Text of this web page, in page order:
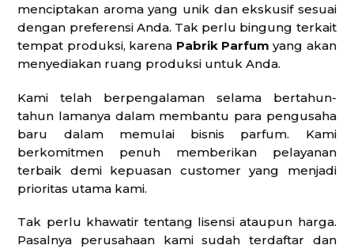
menciptakan aroma yang unik dan ekskusif sesuai
dengan preferensi Anda. Tak perlu bingung terkait
tempat produksi, karena Pabrik Parfum yang akan
menyediakan ruang produksi untuk Anda.
Kami telah berpengalaman selama bertahun-
tahun lamanya dalam membantu para pengusaha
baru dalam memulai bisnis parfum. Kami
berkomitmen penuh memberikan pelayanan
terbaik demi kepuasan customer yang menjadi
prioritas utama kami.
Tak perlu khawatir tentang lisensi ataupun harga.
Pasalnya perusahaan kami sudah terdaftar dan